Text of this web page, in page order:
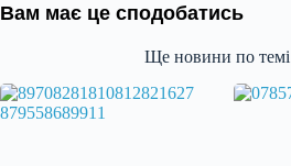
Вам має це сподобатись
Ще новини по темі